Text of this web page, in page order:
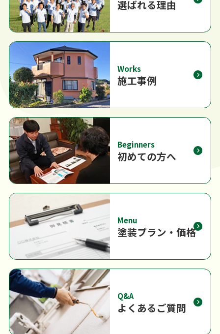
選ばれる理由
Works
施工事例
Beginners
初めての方へ
Menu
塗装プラン・価格
Q&A
よくあるご質問